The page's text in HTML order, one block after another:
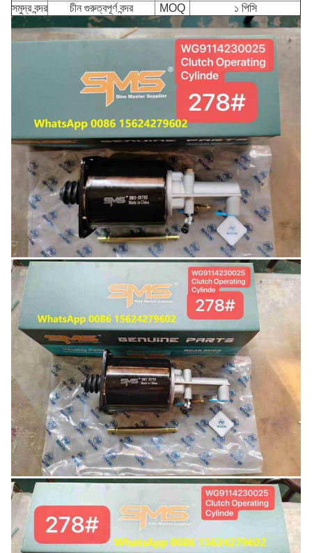
সমুদ্র বন্দর চীন গুরুত্বপূর্ণ বন্দর MOQ ১ পিসি